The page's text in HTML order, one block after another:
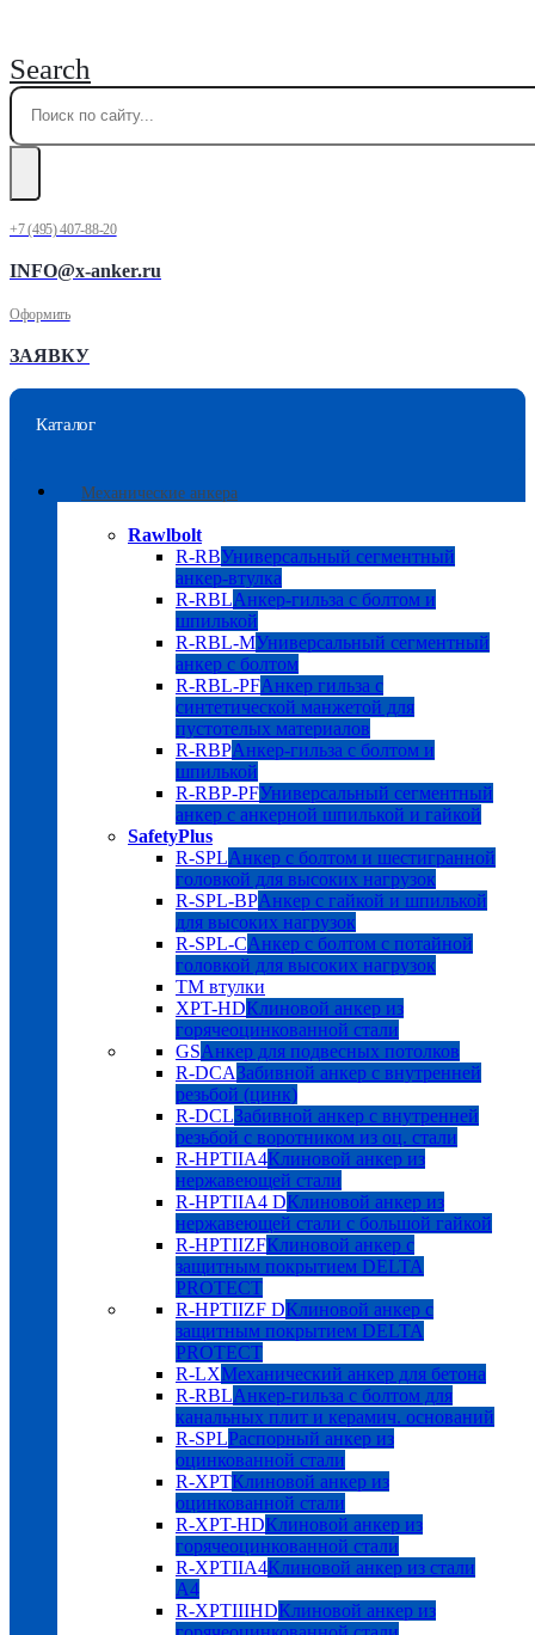
Search
+7 (495) 407-88-20
INFO@x-anker.ru
Оформить
ЗАЯВКУ
Каталог
Механические анкера
Rawlbolt
R-RBУниверсальный сегментный
анкер-втулка
R-RBLАнкер-гильза с болтом и
шпилькой
R-RBL-MУниверсальный сегментный
анкер с болтом
R-RBL-PFАнкер гильза с
синтетической манжетой для
пустотелых материалов
R-RBPАнкер-гильза с болтом и
шпилькой
R-RBP-PFУниверсальный сегментный
анкер с анкерной шпилькой и гайкой
SafetyPlus
R-SPLАнкер с болтом и шестигранной
головкой для высоких нагрузок
R-SPL-BPАнкер с гайкой и шпилькой
для высоких нагрузок
R-SPL-CАнкер с болтом с потайной
головкой для высоких нагрузок
TM втулки
XPT-HDКлиновой анкер из
горячеоцинкованной стали
GSАнкер для подвесных потолков
R-DCAЗабивной анкер с внутренней
резьбой (цинк)
R-DCLЗабивной анкер с внутренней
резьбой с воротником из оц. стали
R-HPTIIA4Клиновой анкер из
нержавеющей стали
R-HPTIIA4 DКлиновой анкер из
нержавеющей стали с большой гайкой
R-HPTIIZFКлиновой анкер с
защитным покрытием DELTA
PROTECT
R-HPTIIZF DКлиновой анкер с
защитным покрытием DELTA
PROTECT
R-LXМеханический анкер для бетона
R-RBLАнкер-гильза с болтом для
канальных плит и керамич. оснований
R-SPLРаспорный анкер из
оцинкованной стали
R-XPTКлиновой анкер из
оцинкованной стали
R-XPT-HDКлиновой анкер из
горячеоцинкованной стали
R-XPTIIA4Клиновой анкер из стали
А4
R-XPTIIIHDКлиновой анкер из